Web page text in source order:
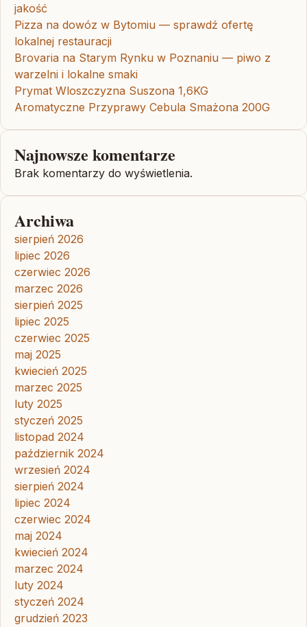
jakość
Pizza na dowóz w Bytomiu — sprawdź ofertę
lokalnej restauracji
Brovaria na Starym Rynku w Poznaniu — piwo z
warzelni i lokalne smaki
Prymat Wloszczyzna Suszona 1,6KG
Aromatyczne Przyprawy Cebula Smażona 200G
Najnowsze komentarze
Brak komentarzy do wyświetlenia.
Archiwa
sierpień 2026
lipiec 2026
czerwiec 2026
marzec 2026
sierpień 2025
lipiec 2025
czerwiec 2025
maj 2025
kwiecień 2025
marzec 2025
luty 2025
styczeń 2025
listopad 2024
październik 2024
wrzesień 2024
sierpień 2024
lipiec 2024
czerwiec 2024
maj 2024
kwiecień 2024
marzec 2024
luty 2024
styczeń 2024
grudzień 2023